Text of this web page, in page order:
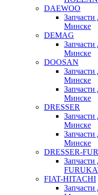
DAEWOO
Запчасти
Минске
DEMAG
Запчасти
Минске
DOOSAN
Минске
Запчасти
Минске
DRESSER
Запчасти
Минске
Запчасти
Минске
DRESSER-
Запчасти
FIAT-HITACHI